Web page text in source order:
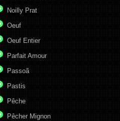
Noilly Prat
Oeuf
Oeuf Entier
Parfait Amour
Passoã
Pastis
Pêche
Pêcher Mignon